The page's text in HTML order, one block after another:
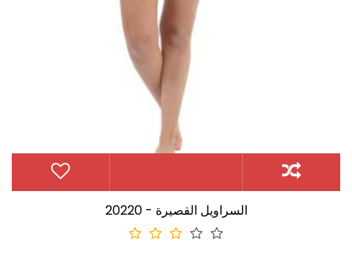
20220 - السراويل القصيرة